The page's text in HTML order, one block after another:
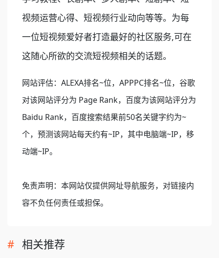
视频运营心得、短视频行业动向等等。为每
一位短视频爱好者打造最好的社区服务,可在
这随心所欲的交流短视频相关的话题。
网站评估：ALEXA排名~位，APPPC排名~位，谷歌
对该网站评分为 Page Rank，百度为该网站评分为
Baidu Rank，百度搜索结果前50名关键字约为~
个，预测该网站每天约有~IP，其中电脑端~IP，移
动端~IP。
免责声明：本网站仅提供网址导航服务，对链接内
容不负任何责任或担保。
相关推荐